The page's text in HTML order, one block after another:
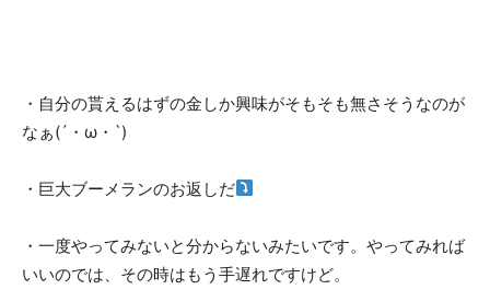
・自分の貰えるはずの金しか興味がそもそも無さそうなのが
なぁ(´・ω・`)
・巨大ブーメランのお返しだ
・一度やってみないと分からないみたいです。やってみれば
いいのでは、その時はもう手遅れですけど。